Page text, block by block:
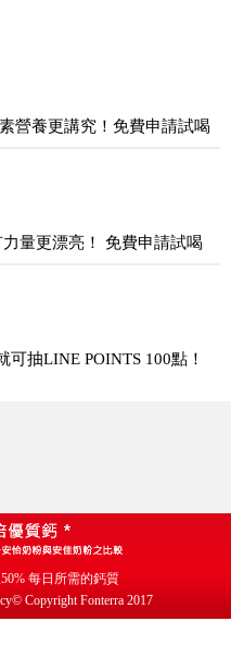
營養更講究！免費申請試喝
力量更漂亮！ 免費申請試喝
可抽LINE POINTS 100點！
50% 每日所需的鈣質
© Copyright Fonterra 2017